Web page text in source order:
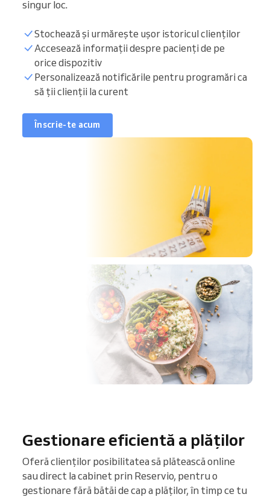
singur loc.
Stochează și urmărește ușor istoricul clienților
Accesează informații despre pacienți de pe
orice dispozitiv
Personalizează notificările pentru programări ca
să ții clienții la curent
Înscrie-te acum
Gestionare eficientă a plăților
Oferă clienților posibilitatea să plătească online
sau direct la cabinet prin Reservio, pentru o
gestionare fără bătăi de cap a plăților, în timp ce tu